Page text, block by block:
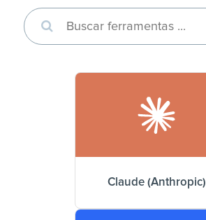
Claude (Anthropic)